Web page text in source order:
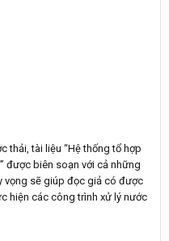
thải, tài liệu “Hệ thống tổ hợp
được biên soạn với cả những
vọng sẽ giúp đọc giả có được
hiện các công trình xử lý nước